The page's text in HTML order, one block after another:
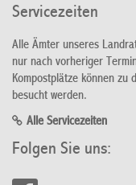
Servicezeiten
Alle Ämter unseres
nur nach vorheriger
Kompostplätze können zu
besucht werden.
Alle Servicezeiten
Folgen Sie uns: